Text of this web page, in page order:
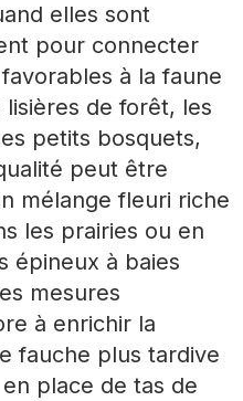
elles sont
pour connecter
à la faune
de forêt, les
petits bosquets,
peut être
mélange fleuri riche
les prairies ou en
épineux à baies
mesures
à enrichir la
fauche plus tardive
place de tas de